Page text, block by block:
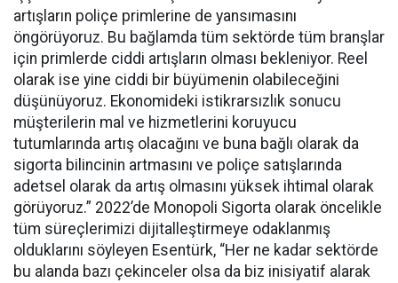
artışların poliçe primlerine de yansımasını
öngörüyoruz. Bu bağlamda tüm sektörde tüm branşlar
için primlerde ciddi artışların olması bekleniyor. Reel
olarak ise yine ciddi bir büyümenin olabileceğini
düşünüyoruz. Ekonomideki istikrarsızlık sonucu
müşterilerin mal ve hizmetlerini koruyucu
tutumlarında artış olacağını ve buna bağlı olarak da
sigorta bilincinin artmasını ve poliçe satışlarında
adetsel olarak da artış olmasını yüksek ihtimal olarak
görüyoruz.” 2022’de Monopoli Sigorta olarak öncelikle
tüm süreçlerimizi dijitalleştirmeye odaklanmış
olduklarını söyleyen Esentürk, “Her ne kadar sektörde
bu alanda bazı çekinceler olsa da biz inisiyatif alarak